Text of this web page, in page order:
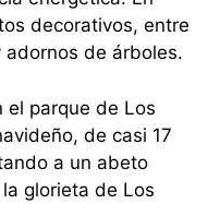
decorativos, entre
adornos de árboles.
el parque de Los
de casi 17
a un abeto
glorieta de Los